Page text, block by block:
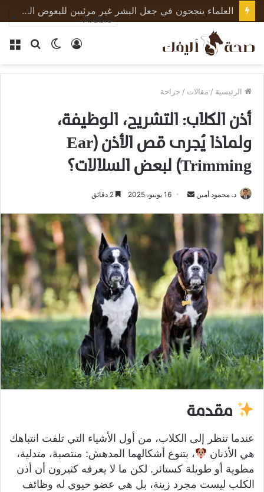
ابتكر العلماء في الصين أول حيوان ثديي على الإطلاق بجينات تمت إعادة برمجتها بالكامل
بحث الوضع تسجيل
الرئيسية / مقالات / جراحة
أذن الكلاب: التشريح، الوظيفة،
ولماذا يُجرى قص الأذن (Ear
Trimming) لبعض السلالات؟
د. محمود أمين
أرسل
إلكترونيا
16 يونيو، 2025
مقدمة
عندما تنظر إلى الكلاب، من أول الأشياء التي تلفت انتباهك
هي الأذنان
، بتنوع أشكالهما المدهش: منتصبة، متدلية،
مطوية أو طويلة كستائر. لكن ما لا يعرفه كثيرون أن أذن
الكلب ليست مجرد زينة، بل هي عضو حيوي له وظائف